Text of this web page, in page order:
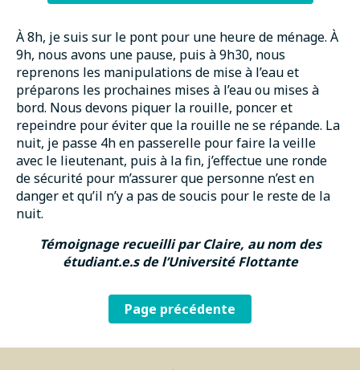
À 8h, je suis sur le pont pour une heure de ménage. À
9h, nous avons une pause, puis à 9h30, nous
reprenons les manipulations de mise à l’eau et
préparons les prochaines mises à l’eau ou mises à
bord. Nous devons piquer la rouille, poncer et
repeindre pour éviter que la rouille ne se répande. La
nuit, je passe 4h en passerelle pour faire la veille
avec le lieutenant, puis à la fin, j’effectue une ronde
de sécurité pour m’assurer que personne n’est en
danger et qu’il n’y a pas de soucis pour le reste de la
nuit.
Témoignage recueilli par Claire, au nom des
étudiant.e.s de l’Université Flottante
Page précédente